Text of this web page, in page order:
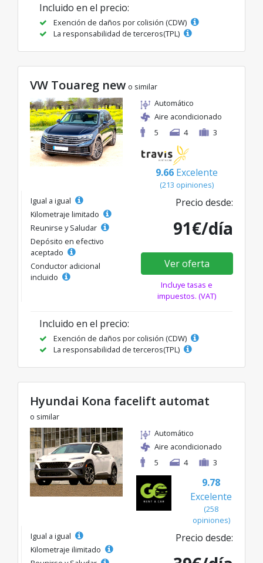
Incluido en el precio:
Exención de daños por colisión (CDW)
La responsabilidad de terceros(TPL)
VW Touareg new o similar
Automático
Aire acondicionado
5
4 3
9.66 Excelente
(213 opiniones)
Igual a igual
Kilometraje limitado
Reunirse y Saludar
Depósito en efectivo
aceptado
Conductor adicional
incluido
Precio desde:
91€/día
Ver oferta
Incluye tasas e
impuestos. (VAT)
Incluido en el precio:
Exención de daños por colisión (CDW)
La responsabilidad de terceros(TPL)
Hyundai Kona facelift automat
o similar
Automático
Aire acondicionado
5
4 3
9.78
Excelente
(258
opiniones)
Igual a igual
Kilometraje ilimitado
Precio desde: